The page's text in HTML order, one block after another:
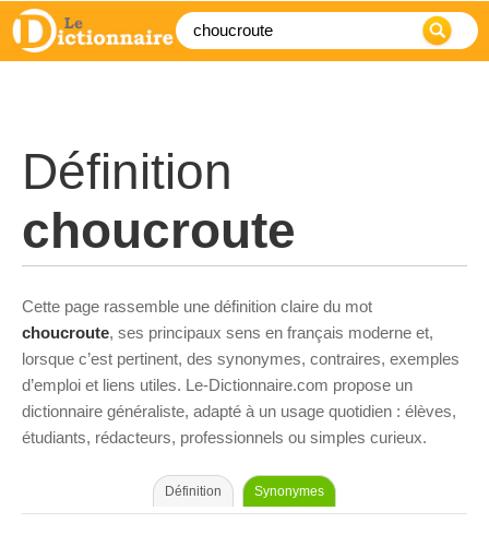
Définition
choucroute
Cette page rassemble une définition claire du mot
choucroute, ses principaux sens en français moderne et,
lorsque c’est pertinent, des synonymes, contraires, exemples
d’emploi et liens utiles. Le-Dictionnaire.com propose un
dictionnaire généraliste, adapté à un usage quotidien : élèves,
étudiants, rédacteurs, professionnels ou simples curieux.
Définition Synonymes